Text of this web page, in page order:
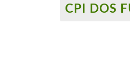
CPI DOS